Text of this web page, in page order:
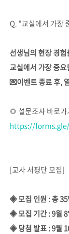
Q. "교실에서 가장
선생님의 현장 경
교실에서 가장 중
💌이벤트 종료 후,
🌻 설문조사 바로가
https://forms.gle/
[교사 서평단 모집]
◈ 모집 인원 : 총
◈ 모집 기간 : 9월
◈ 당첨 발표 : 9월